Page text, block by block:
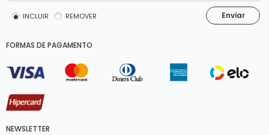
INCLUIR REMOVER Enviar
FORMAS DE PAGAMENTO
NEWSLETTER